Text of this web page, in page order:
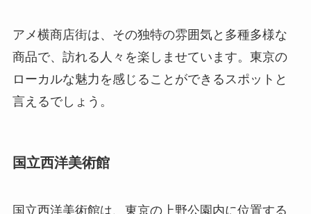
アメ横商店街は、その独特の雰囲気と多種多様な
商品で、訪れる人々を楽しませています。東京の
ローカルな魅力を感じることができるスポットと
言えるでしょう。
国立西洋美術館
国立西洋美術館は、東京の上野公園内に位置する